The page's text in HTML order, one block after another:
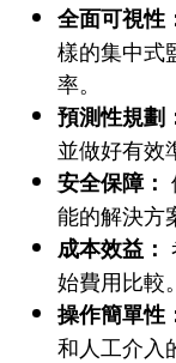
全面可視性
樣的集中式
率。
預測性規劃
並做好有效
安全保障：
能的解決方
成本效益：
始費用比較。
操作簡單性
和人工介入